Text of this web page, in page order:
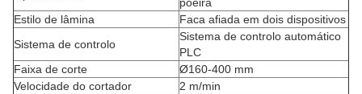
poeira
Estilo de lâmina
Faca afiada em dois dispositivos
Sistema de controlo
Sistema de controlo automático
PLC
Faixa de corte
Ø160-400 mm
Velocidade do cortador
2 m/min